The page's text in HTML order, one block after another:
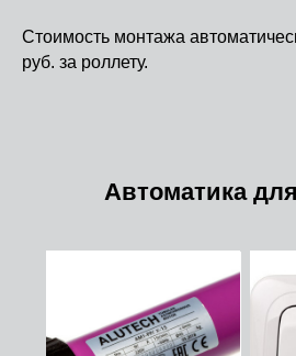
Стоимость монтажа
руб. за роллету.
Автоматика